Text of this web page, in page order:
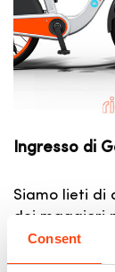
Consent
Ingresso di
Siamo lieti di
dei maggiori